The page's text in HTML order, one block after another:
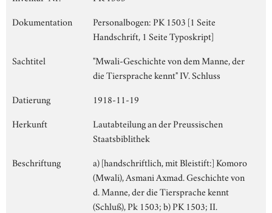
Dokumentation
Personalbogen: PK 1503 [1 Seite
Handschrift, 1 Seite Typoskript]
Sachtitel
"Mwali-Geschichte von dem Manne, der
die Tiersprache kennt" IV. Schluss
Datierung
1918-11-19
Herkunft
Lautabteilung an der Preussischen
Staatsbiblithek
Beschriftung
a) [handschriftlich, mit Bleistift:] Komoro
(Mwali), Asmani Axmad. Geschichte von
d. Manne, der die Tiersprache kennt
(Schluß), Pk 1503; b) PK 1503; II.